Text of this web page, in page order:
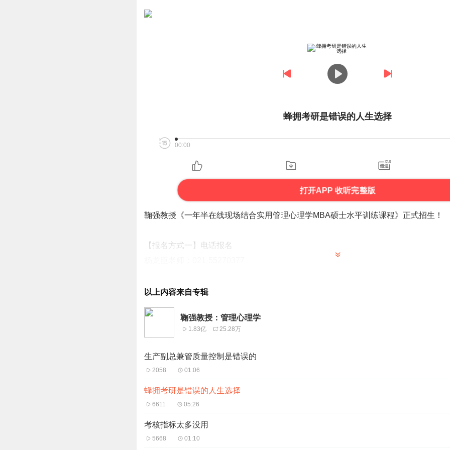
蜂拥考研是错误的人生选择
00:00
打开APP 收听完整版
鞠强教授《一年半在线现场结合实用管理心理学MBA硕士水平训练课程》正式招生！
【报名方式一】电话报名
苏长生老师：021-65106329
（每日9:00-20:30，休息日照常）
【报名方式二】短信报名
请回复“我要学习”到鞠强教授工作手机号15202122580，助教老师跟你联系。
以上内容来自专辑
鞠强教授：管理心理学
1.83亿 25.28万
生产副总兼管质量控制是错误的
2058 01:06
蜂拥考研是错误的人生选择
6611 05:26
考核指标太多没用
5668 01:10